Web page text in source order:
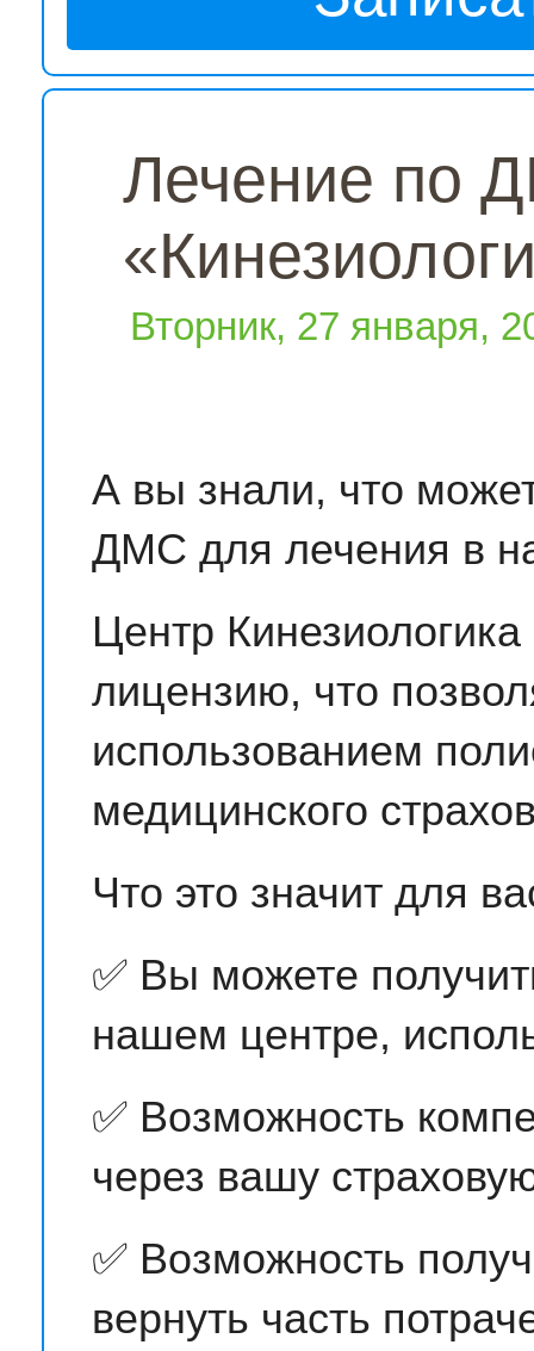
Лечение по
Вторник, 27 января,
А вы знали, что
ДМС для лечения в
Центр
лицензию, что
использованием
медицинского
Что это значит для
✅ Вы можете
нашем центре,
✅ Возможность
через вашу
✅ Возможность
вернуть часть